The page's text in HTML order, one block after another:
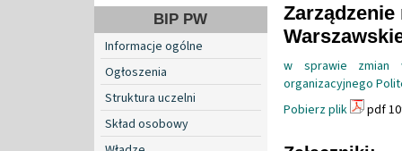
BIP PW
Informacje ogólne
Ogłoszenia
Struktura uczelni
Skład osobowy
w sprawie zmian
organizacyjnego
Pobierz plik
pdf